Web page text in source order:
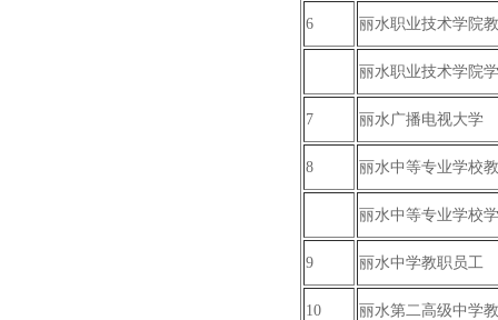
6 丽水职业技术学院
丽水职业技术学院
7 丽水广播电视大学
8 丽水中等专业学校
丽水中等专业学校
9 丽水中学教职员工
10 丽水第二高级中学